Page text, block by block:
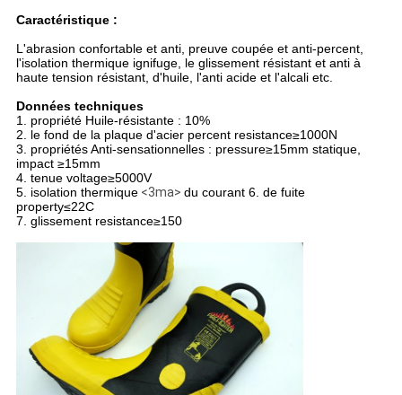
Caractéristique :
L'abrasion confortable et anti, preuve coupée et anti-percent,
l'isolation thermique ignifuge, le glissement résistant et anti à
haute tension résistant, d'huile, l'anti acide et l'alcali etc.
Données techniques
1. propriété Huile-résistante : 10%
2. le fond de la plaque d'acier percent resistance≥1000N
3. propriétés Anti-sensationnelles : pressure≥15mm statique,
impact ≥15mm
4. tenue voltage≥5000V
5. isolation thermique<3ma> du courant 6. de fuite
property≤22C
7. glissement resistance≥150